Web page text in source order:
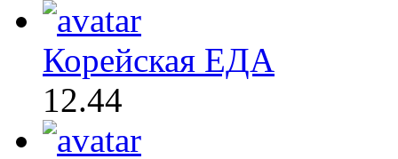
Корейская ЕДА
12.44